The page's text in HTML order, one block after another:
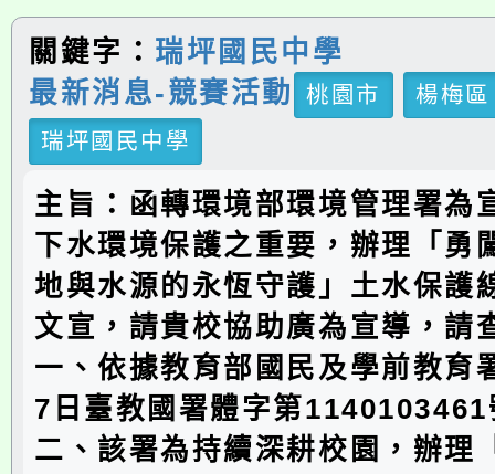
關鍵字： 瑞坪國民中學
最新消息-競賽活動
桃園市
楊梅區
瑞坪國民中學
主旨：函轉環境部環境管理署為
下水環境保護之重要，辦理「勇
地與水源的永恆守護」土水保護
文宣，請貴校協助廣為宣導，請
一、依據教育部國民及學前教育
7日臺教國署體字第
二、該署為持續深耕校園，辦理